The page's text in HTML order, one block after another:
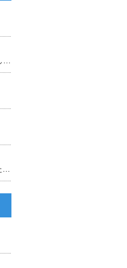
4月3日カープ観戦に行ってきました！
事務所をリノベーションしました！！